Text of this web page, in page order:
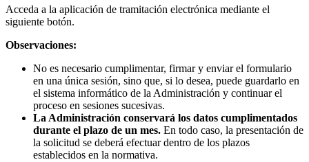
Acceda a la aplicación de tramitación electrónica mediante el
siguiente botón.
Observaciones:
No es necesario cumplimentar, firmar y enviar el formulario
en una única sesión, sino que, si lo desea, puede guardarlo en
el sistema informático de la Administración y continuar el
proceso en sesiones sucesivas.
La Administración conservará los datos cumplimentados
durante el plazo de un mes. En todo caso, la presentación de
la solicitud se deberá efectuar dentro de los plazos
establecidos en la normativa.